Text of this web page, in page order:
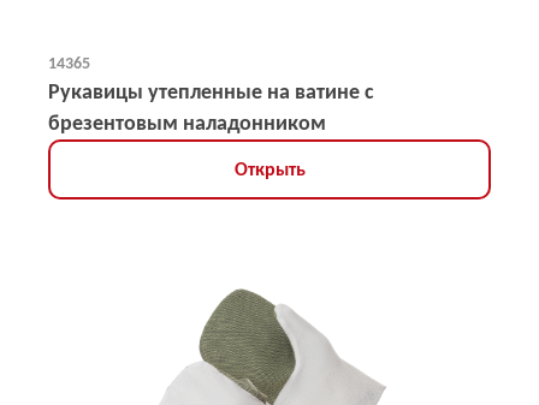
14365
Рукавицы утепленные на ватине с
брезентовым наладонником
Открыть